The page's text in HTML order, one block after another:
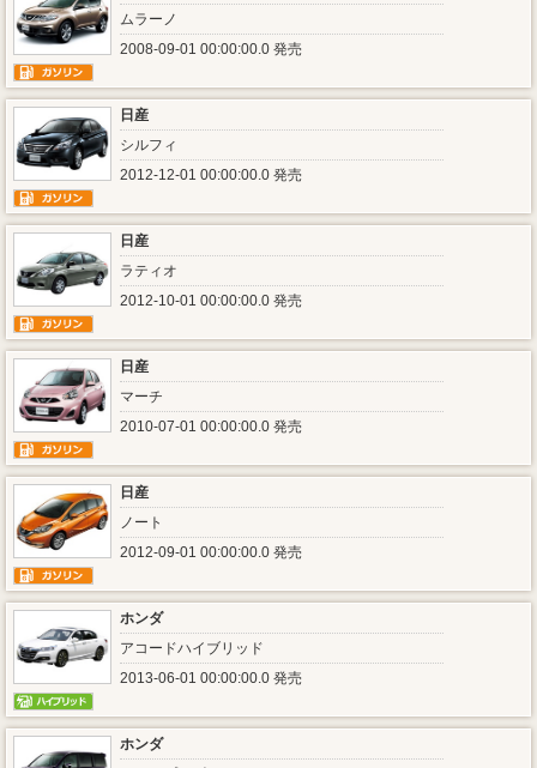
ムラーノ
2008-09-01 00:00:00.0 発売
日産
シルフィ
2012-12-01 00:00:00.0 発売
日産
ラティオ
2012-10-01 00:00:00.0 発売
日産
マーチ
2010-07-01 00:00:00.0 発売
日産
ノート
2012-09-01 00:00:00.0 発売
ホンダ
アコードハイブリッド
2013-06-01 00:00:00.0 発売
ホンダ